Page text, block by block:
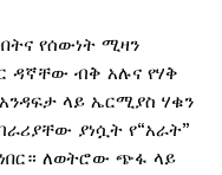
የሰውነት ሚዛን
ዳኛቸው ብቅ አሉና የሃቅ
ላይ ኤርሚያስ ሃቁን
ያነሷት የ“አራት”
ለወትሮው ጭፋ ላይ